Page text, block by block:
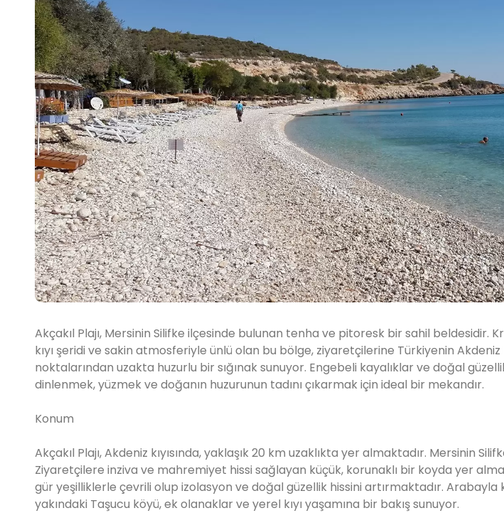
Akçakıl Plajı, Mersinin Silifke ilçesinde bulunan tenha ve pitoresk bir sahil beldesidir.
kıyı şeridi ve sakin atmosferiyle ünlü olan bu bölge, ziyaretçilerine Türkiyenin Akdeniz
noktalarından uzakta huzurlu bir sığınak sunuyor. Engebeli kayalıklar ve doğal
dinlenmek, yüzmek ve doğanın huzurunun tadını çıkarmak için ideal bir mekandır.
Konum
Akçakıl Plajı, Akdeniz kıyısında, yaklaşık 20 km uzaklıkta yer almaktadır. Mersinin
Ziyaretçilere inziva ve mahremiyet hissi sağlayan küçük, korunaklı bir koyda yer
gür yeşilliklerle çevrili olup izolasyon ve doğal güzellik hissini artırmaktadır. Arabayla
yakındaki Taşucu köyü, ek olanaklar ve yerel kıyı yaşamına bir bakış sunuyor.